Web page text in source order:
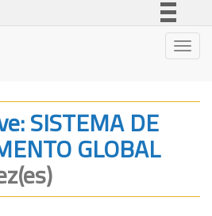
Legislação
Canais
SISTEMA DE
GLOBAL